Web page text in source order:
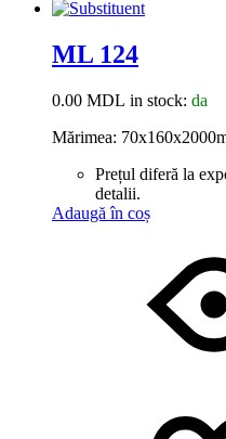
ML 124
0.00 MDL in stock: da
Mărimea:
Prețul diferă la
detalii.
Adaugă în coș